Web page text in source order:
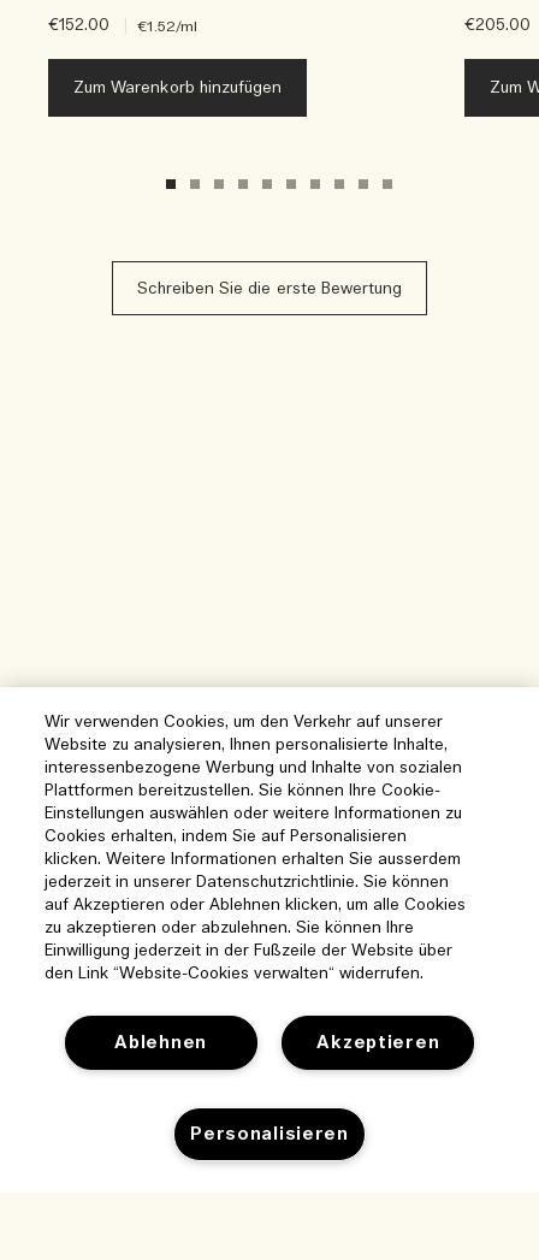
€152.00 €1.52/ml
Zum Warenkorb hinzufügen
€205.00
Zum
Schreiben Sie die erste Bewertung
Cookies der Webseite verwalten
Besuchen und entdecken
Wir verwenden Cookies, um den Verkehr auf unserer
Website zu analysieren, Ihnen personalisierte Inhalte,
interessenbezogene Werbung und Inhalte von sozialen
Plattformen bereitzustellen. Sie können Ihre Cookie-
Einstellungen auswählen oder weitere Informationen zu
Cookies erhalten, indem Sie auf Personalisieren
klicken. Weitere Informationen erhalten Sie ausserdem
jederzeit in unserer Datenschutzrichtlinie. Sie können
auf Akzeptieren oder Ablehnen klicken, um alle Cookies
zu akzeptieren oder abzulehnen. Sie können Ihre
Einwilligung jederzeit in der Fußzeile der Website über
den Link “Website-Cookies verwalten“ widerrufen.
Akzeptieren
Ablehnen
Personalisieren